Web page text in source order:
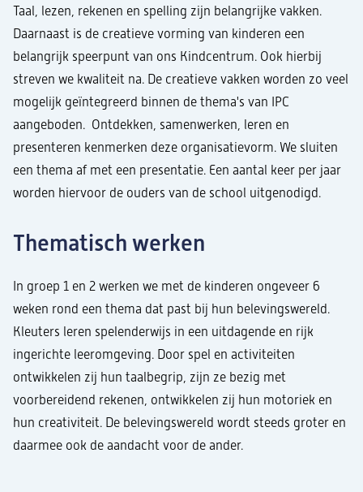
Taal, lezen, rekenen en spelling zijn belangrijke vakken.
Daarnaast is de creatieve vorming van kinderen een
belangrijk speerpunt van ons Kindcentrum. Ook hierbij
streven we kwaliteit na. De creatieve vakken worden zo veel
mogelijk geïntegreerd binnen de thema's van IPC
aangeboden. Ontdekken, samenwerken, leren en
presenteren kenmerken deze organisatievorm. We sluiten
een thema af met een presentatie. Een aantal keer per jaar
worden hiervoor de ouders van de school uitgenodigd.
Thematisch werken
In groep 1 en 2 werken we met de kinderen ongeveer 6
weken rond een thema dat past bij hun belevingswereld.
Kleuters leren spelenderwijs in een uitdagende en rijk
ingerichte leeromgeving. Door spel en activiteiten
ontwikkelen zij hun taalbegrip, zijn ze bezig met
voorbereidend rekenen, ontwikkelen zij hun motoriek en
hun creativiteit. De belevingswereld wordt steeds groter en
daarmee ook de aandacht voor de ander.